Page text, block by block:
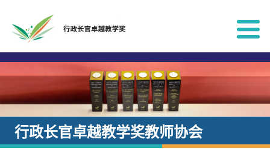
行政长官卓越教学奖教师协会